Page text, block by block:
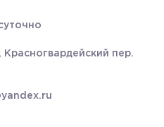
Красногвардейский пер.